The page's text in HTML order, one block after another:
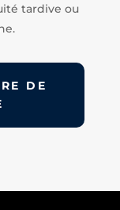
tardive ou
DE